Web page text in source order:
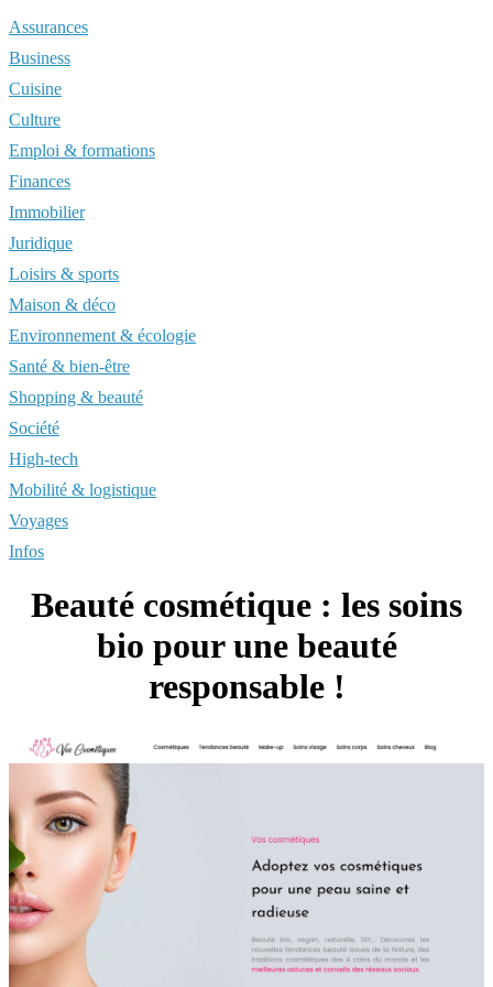
Assurances
Business
Cuisine
Culture
Emploi & formations
Finances
Immobilier
Juridique
Loisirs & sports
Maison & déco
Environnement & écologie
Santé & bien-être
Shopping & beauté
Société
High-tech
Mobilité & logistique
Voyages
Infos
Beauté cosmétique : les soins
bio pour une beauté
responsable !